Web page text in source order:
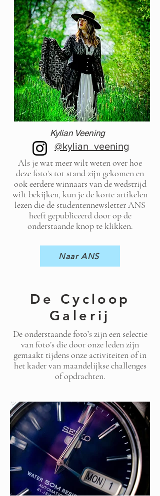
Kylian Veening
@kylian_veening
Als je wat meer wilt weten over hoe
deze foto’s tot stand zijn gekomen en
ook eerdere winnaars van de wedstrijd
wilt bekijken, kun je de korte artikelen
lezen die de studentennewsletter ANS
heeft gepubliceerd door op de
onderstaande knop te klikken.
Naar ANS
De Cycloop
Galerij
De onderstaande foto’s zijn een selectie
van foto’s die door onze leden zijn
gemaakt tijdens onze activiteiten of in
het kader van maandelijkse challenges
of opdrachten.